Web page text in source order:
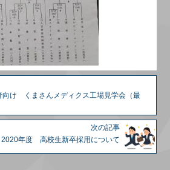
向け くまさんメディクス工場見学会（最
次の記事
2020年度 高校生新卒採用について